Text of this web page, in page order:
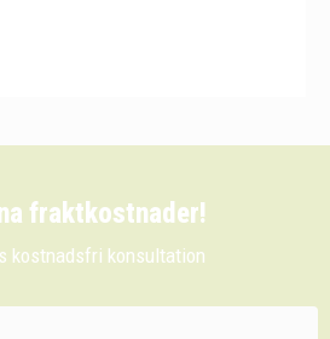
fraktkostnader!
kostnadsfri konsultation